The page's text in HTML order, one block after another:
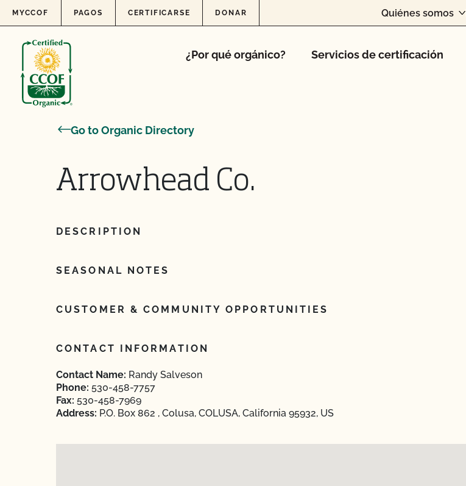
Skip to content
MYCCOF PAGOS CERTIFICARSE DONAR Quiénes somos
¿Por qué orgánico? Servicios de certificación
Go to Organic Directory
Arrowhead Co.
DESCRIPTION
SEASONAL NOTES
CUSTOMER & COMMUNITY OPPORTUNITIES
CONTACT INFORMATION
Contact Name: Randy Salveson
Phone: 530-458-7757
Fax: 530-458-7969
Address: P.O. Box 862 , Colusa, COLUSA, California 95932, US